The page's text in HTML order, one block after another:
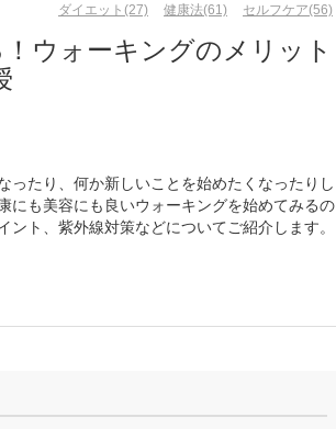
ダイエット(27) 健康法(61) セルフケア(56)
ウォーキングのメリット
ったり、何か新しいことを始めたくなったりし
にも美容にも良いウォーキングを始めてみるの
ト、紫外線対策などについてご紹介します。